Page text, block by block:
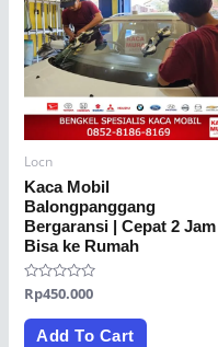
Locn
Kaca Mobil
Balongpanggang
Bergaransi | Cepat 2 Jam |
Bisa ke Rumah
Rated
0
out
Rp450.000
Add To Cart